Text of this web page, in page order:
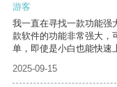
游客
我一直在寻找一款功能强
款软件的功能非常强大，
单，即使是小白也能快速
2025-09-15